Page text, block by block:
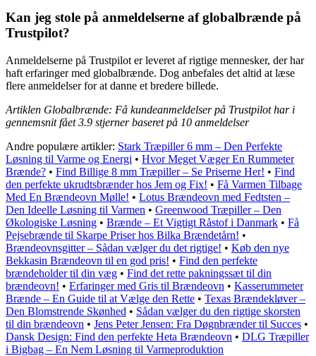
Kan jeg stole på anmeldelserne af globalbrænde på
Trustpilot?
Anmeldelserne på Trustpilot er leveret af rigtige mennesker, der har
haft erfaringer med globalbrænde. Dog anbefales det altid at læse
flere anmeldelser for at danne et bredere billede.
Artiklen Globalbrænde: Få kundeanmeldelser på Trustpilot har i
gennemsnit fået3.9 stjerner baseret på 10 anmeldelser
Andre populære artikler: Stark Træpiller 6 mm – Den Perfekte
Løsning til Varme og Energi • Hvor Meget Væger En Rummeter
Brænde? • Find Billige 8 mm Træpiller – Se Priserne Her! • Find
den perfekte ukrudtsbrænder hos Jem og Fix! • Få Varmen Tilbage
Med En Brændeovn Mølle! • Lotus Brændeovn med Fedtsten –
Den Ideelle Løsning til Varmen • Greenwood Træpiller – Den
Økologiske Løsning • Brænde – Et Vigtigt Råstof i Danmark • Få
Pejsebrænde til Skarpe Priser hos Bilka Brændetårn! •
Brændeovnsgitter – Sådan vælger du det rigtige! • Køb den nye
Bekkasin Brændeovn til en god pris! • Find den perfekte
brændeholder til din væg • Find det rette pakningssæt til din
brændeovn! • Erfaringer med Gris til Brændeovn • Kasserummeter
Brænde – En Guide til at Vælge den Rette • Texas Brændekløver –
Den Blomstrende Skønhed • Sådan vælger du den rigtige skorsten
til din brændeovn • Jens Peter Jensen: Fra Døgnbrænder til Succes •
Dansk Design: Find den perfekte Heta Brændeovn • DLG Træpiller
i Bigbag – En Nem Løsning til Varmeproduktion